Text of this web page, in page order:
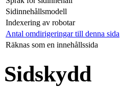
Sidinnehållsmodell
Indexering av robotar
Antal omdirigeringar till denna sida
Räknas som en innehållssida
Sidskydd